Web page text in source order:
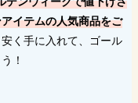
イテムの人気商品をご
く手に入れて、ゴール
！